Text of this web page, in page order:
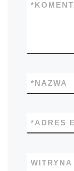
*
NAZWA
*
ADRES
*